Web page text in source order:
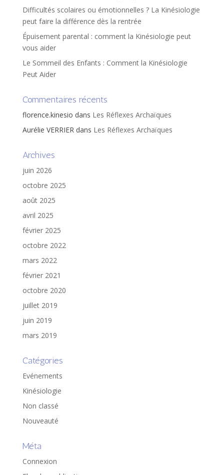
Difficultés scolaires ou émotionnelles ? La Kinésiologie
peut faire la différence dès la rentrée
Épuisement parental : comment la Kinésiologie peut
vous aider
Le Sommeil des Enfants : Comment la Kinésiologie
Peut Aider
Commentaires récents
florence.kinesio dans Les Réflexes Archaïques
Aurélie VERRIERdans Les Réflexes Archaïques
Archives
juin 2026
octobre 2025
août 2025
avril 2025
février 2025
octobre 2022
mars 2022
février 2021
octobre 2020
juillet 2019
juin 2019
mars 2019
Catégories
Evénements
Kinésiologie
Non classé
Nouveauté
Méta
Connexion